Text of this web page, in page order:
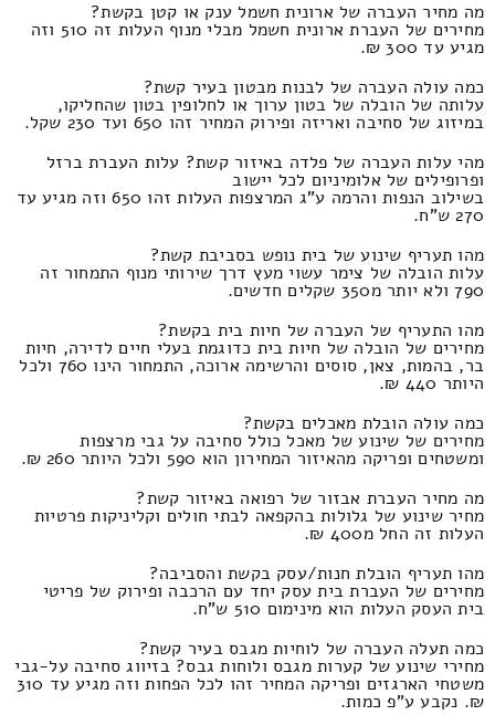
מה מחיר העברה של ארונית חשמל ענק או קטן בקשת?
מחירים של העברת ארונית חשמל מבלי מנוף העלות זה 510 וזה
מגיע עד 300 ₪.
כמה עולה העברה של לבנות מבטון בעיר קשת?
עלותה של הובלה של בטון ערוך או לחלופין בטון שהחליקו,
במיזוג של סחיבה ואריזה ופירוק המחיר זהו 650 ועד 230 שקל.
מהי עלות העברה של פלדה באיזור קשת? עלות העברת ברזל
ופרופילים של אלומיניום לכל יישוב
בשילוב הנפות והרמה ע"ג המרצפות העלות זהו 650 וזה מגיע עד
270 ש"ח.
מהו תעריף שינוע של בית נופש בסביבת קשת?
עלות הובלה של צימר עשוי מעץ דרך שירותי מנוף התמחור זה
790 ולא יותר מ350 שקלים חדשים.
מהו התעריף של העברה של חיות בית בקשת?
מחירים של הובלה של חיות בית כדוגמת בעלי חיים לדירה, חיות
בר, בהמות, צאן, סוסים והרשימה ארוכה, התמחור הינו 760 ולכל
היותר 440 ₪.
כמה עולה הובלת מאכלים בקשת?
מחירים של שינוע של מאכל כולל סחיבה על גבי מרצפות
ומשטחים ופריקה מהאיזור המחירון הוא 590 ולכל היותר 260 ₪.
מה מחיר העברת אבזור של רפואה באיזור קשת?
מחיר שינוע של גלולות בהקפאה לבתי חולים וקליניקות פרטיות
העלות זה החל מ400 ₪.
מהו תעריף הובלת חנות/עסק בקשת והסביבה?
מחירים של העברת בית עסק יחד עם הרכבה ופירוק של פריטי
בית העסק העלות הוא מינימום 510 ש"ח.
כמה תעלה העברה של לוחיות מגבס בעיר קשת?
מחירי שינוע של קערות מגבס ולוחות גבס? בזיווג סחיבה על-גבי
משטחי הארגזים ופריקה המחיר זהו לכל הפחות וזה מגיע עד 310
₪. נקבע ע"פ כמות.